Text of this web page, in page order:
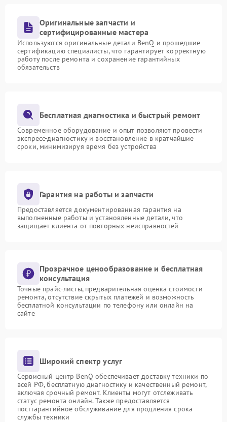
Оригинальные запчасти и
сертифицированные мастера
Используются оригинальные детали BenQ и прошедшие
сертификацию специалисты, что гарантирует корректную
работу после ремонта и сохранение гарантийных
обязательств
Бесплатная диагностика и быстрый ремонт
Современное оборудование и опыт позволяют провести
экспресс-диагностику и восстановление в кратчайшие
сроки, минимизируя время без устройства
Гарантия на работы и запчасти
Предоставляется документированная гарантия на
выполненные работы и установленные детали, что
защищает клиента от повторных неисправностей
Прозрачное ценообразование и бесплатная
консультация
Точные прайс-листы, предварительная оценка стоимости
ремонта, отсутствие скрытых платежей и возможность
бесплатной консультации по телефону или онлайн на
сайте
Широкий спектр услуг
Сервисный центр BenQ обеспечивает доставку техники по
всей РФ, бесплатную диагностику и качественный ремонт,
включая срочный ремонт. Клиенты могут отслеживать
статус ремонта онлайн. Также предоставляется
постгарантийное обслуживание для продления срока
службы техники